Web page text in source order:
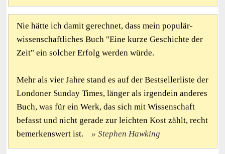
Nie hätte ich damit gerechnet, dass mein populär-
wissenschaftliches Buch "Eine kurze Geschichte der
Zeit" ein solcher Erfolg werden würde.
Mehr als vier Jahre stand es auf der Bestsellerliste der
Londoner Sunday Times, länger als irgendein anderes
Buch, was für ein Werk, das sich mit Wissenschaft
befasst und nicht gerade zur leichten Kost zählt, recht
bemerkenswert ist.
Stephen Hawking